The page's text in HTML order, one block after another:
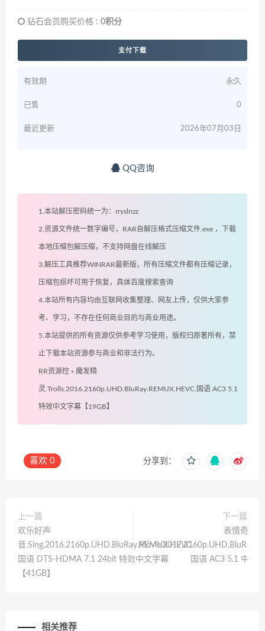
钻石会员购买价格 : 0积分
支付下载
有效期 永久
已售 0
最近更新 2026年07月03日
QQ咨询
1.本站解压密码统一为：rryslnzz
2.资源文件统一数字编号，RAR自解压格式压缩文件.exe ，下载
本地压缩包解压缩，不支持网盘在线解压
3.解压工具推荐WINRAR最新版，所有压缩文件都有压缩记录，
压缩包损坏可用于恢复，具体百度搜索查询
4.本站所有内容均由互联网收集整理、网友上传，仅供大家参
考、学习，不存在任何商业目的与商业用途。
5.本站提供的所有资源仅供参考学习使用，版权归原著所有，禁
止下载本站资源参与商业和非法行为。
RR资源控 » 魔发精
灵.Trolls.2016.2160p.UHD.BluRay.REMUX.HEVC.国语 AC3 5.1
特效中文字幕【19GB】
喜欢 0 分享到：
上一篇
欢乐好声
音.Sing.2016.2160p.UHD.BluRay.REMUX.HEVC.
国语 DTS-HDMA 7.1 24bit 特效中文字幕
【41GB】
下一篇
表情奇幻
国语 AC3 5.1 中文
相关推荐